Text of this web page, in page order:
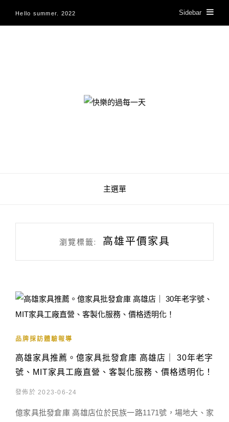
Hello summer. 2022 Sidebar
快樂的過每一天
主選單
瀏覽標籤: 高雄平價家具
品牌採訪體驗報導
高雄家具推薦。億家具批發倉庫 高雄店｜ 30年老字
號、MIT家具工廠直營、客製化服務、價格透明化！
發佈於 2023-06-24
億家具批發倉庫 高雄店位於民族一路1171號，場地大、家